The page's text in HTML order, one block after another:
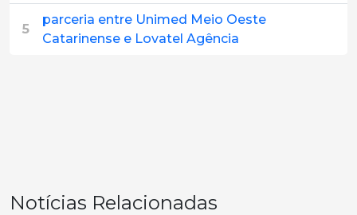
5
parceria entre Unimed Meio Oeste
Catarinense e Lovatel Agência
Notícias Relacionadas